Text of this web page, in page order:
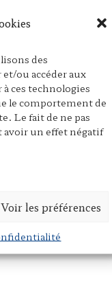
des
ou accéder aux
ces technologies
le comportement de
Le fait de ne pas
un effet négatif
Voir les préférences